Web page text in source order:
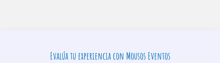
Evalúa tu experiencia con Mousos Eventos